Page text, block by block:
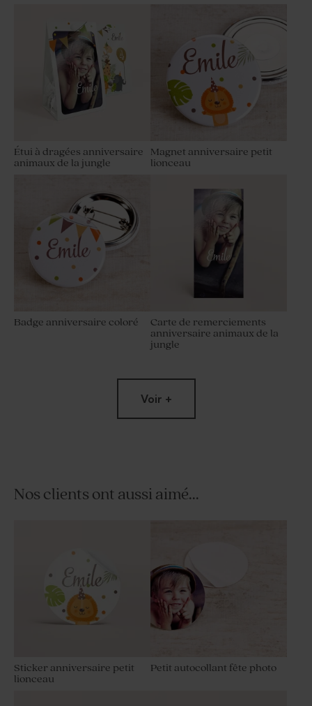
Étui à dragées anniversaire
animaux de la jungle
Magnet anniversaire petit
lionceau
Badge anniversaire coloré
Carte de remerciements
anniversaire animaux de la
jungle
Voir +
Nos clients ont aussi aimé...
Sticker anniversaire petit
lionceau
Petit autocollant fête photo